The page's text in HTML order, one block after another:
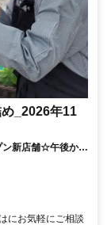
_2026年11
ン新店舗☆午後から
にお気軽にご相談